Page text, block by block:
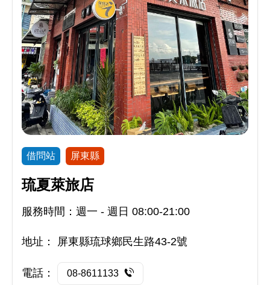
借問站 屏東縣
琉夏萊旅店
服務時間：週一 - 週日 08:00-21:00
地址： 屏東縣琉球鄉民生路43-2號
電話： 08-8611133